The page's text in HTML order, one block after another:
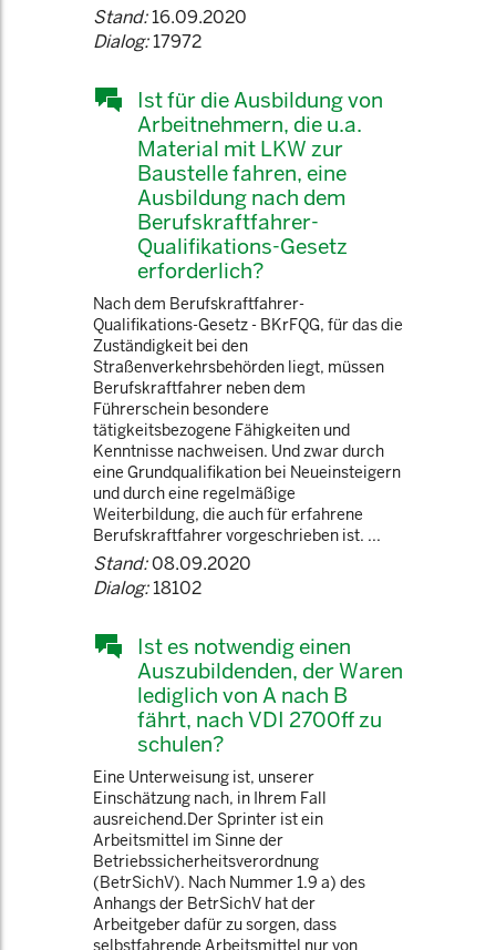
Stand:16.09.2020
Dialog:17972
Ist für die Ausbildung von
Arbeitnehmern, die u.a.
Material mit LKW zur
Baustelle fahren, eine
Ausbildung nach dem
Berufskraftfahrer-
Qualifikations-Gesetz
erforderlich?
Nach dem Berufskraftfahrer-
Qualifikations-Gesetz - BKrFQG, für das die
Zuständigkeit bei den
Straßenverkehrsbehörden liegt, müssen
Berufskraftfahrer neben dem
Führerschein besondere
tätigkeitsbezogene Fähigkeiten und
Kenntnisse nachweisen. Und zwar durch
eine Grundqualifikation bei Neueinsteigern
und durch eine regelmäßige
Weiterbildung, die auch für erfahrene
Berufskraftfahrer vorgeschrieben ist. ...
Stand:08.09.2020
Dialog:18102
Ist es notwendig einen
Auszubildenden, der Waren
lediglich von A nach B
fährt, nach VDI 2700ff zu
schulen?
Eine Unterweisung ist, unserer
Einschätzung nach, in Ihrem Fall
ausreichend.Der Sprinter ist ein
Arbeitsmittel im Sinne der
Betriebssicherheitsverordnung
(BetrSichV). Nach Nummer 1.9 a) des
Anhangs der BetrSichV hat der
Arbeitgeber dafür zu sorgen, dass
selbstfahrende Arbeitsmittel nur von